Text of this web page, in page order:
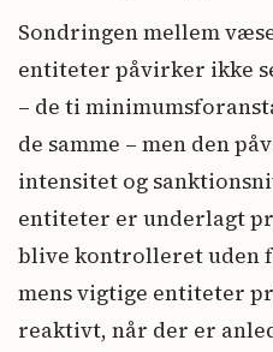
Sondringen mellem
entiteter påvirker ikke
– de ti
de samme – men den
intensitet og
entiteter er underlagt
blive kontrolleret uden
mens vigtige entiteter
reaktivt, når der er